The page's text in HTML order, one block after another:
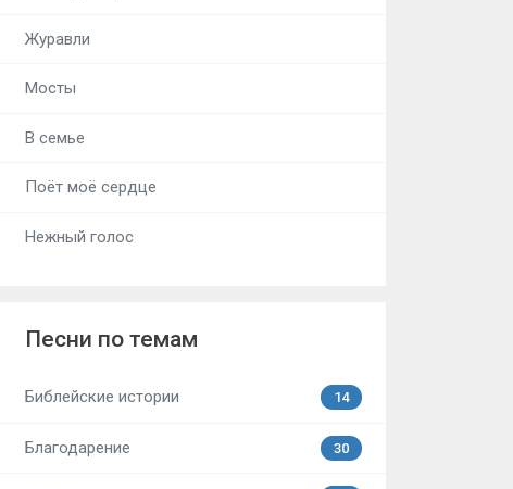
Журавли
Мосты
В семье
Поёт моё сердце
Нежный голос
Песни по темам
Библейские истории 14
Благодарение 30